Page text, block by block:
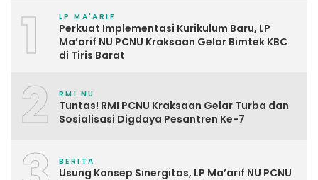
1 LP MA'ARIF
Perkuat Implementasi Kurikulum Baru, LP
Ma’arif NU PCNU Kraksaan Gelar Bimtek KBC
di Tiris Barat
2 RMI NU
Tuntas! RMI PCNU Kraksaan Gelar Turba dan
Sosialisasi Digdaya Pesantren Ke-7
BERITA
Usung Konsep Sinergitas, LP Ma’arif NU PCNU